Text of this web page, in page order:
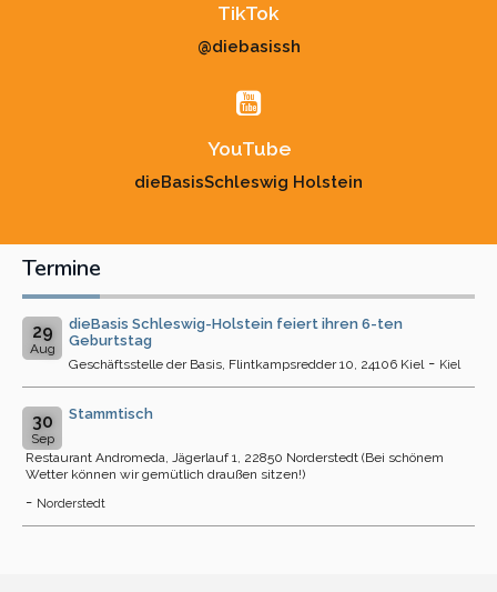
TikTok
@diebasissh
YouTube
dieBasisSchleswig Holstein
Termine
29
Aug
dieBasis Schleswig-Holstein feiert ihren 6-ten
Geburtstag
Geschäftsstelle der Basis, Flintkampsredder 10, 24106 Kiel - Kiel
30
Sep
Stammtisch
Restaurant Andromeda, Jägerlauf 1, 22850 Norderstedt (Bei schönem
Wetter können wir gemütlich draußen sitzen!)
- Norderstedt